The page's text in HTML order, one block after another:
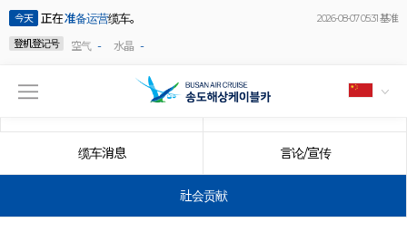
今天 正在准备运营缆车。
2026-08-07 05:31 基准
登机登记号
空气 - 水晶 -
缆车消息 言论/宣传
社会贡献